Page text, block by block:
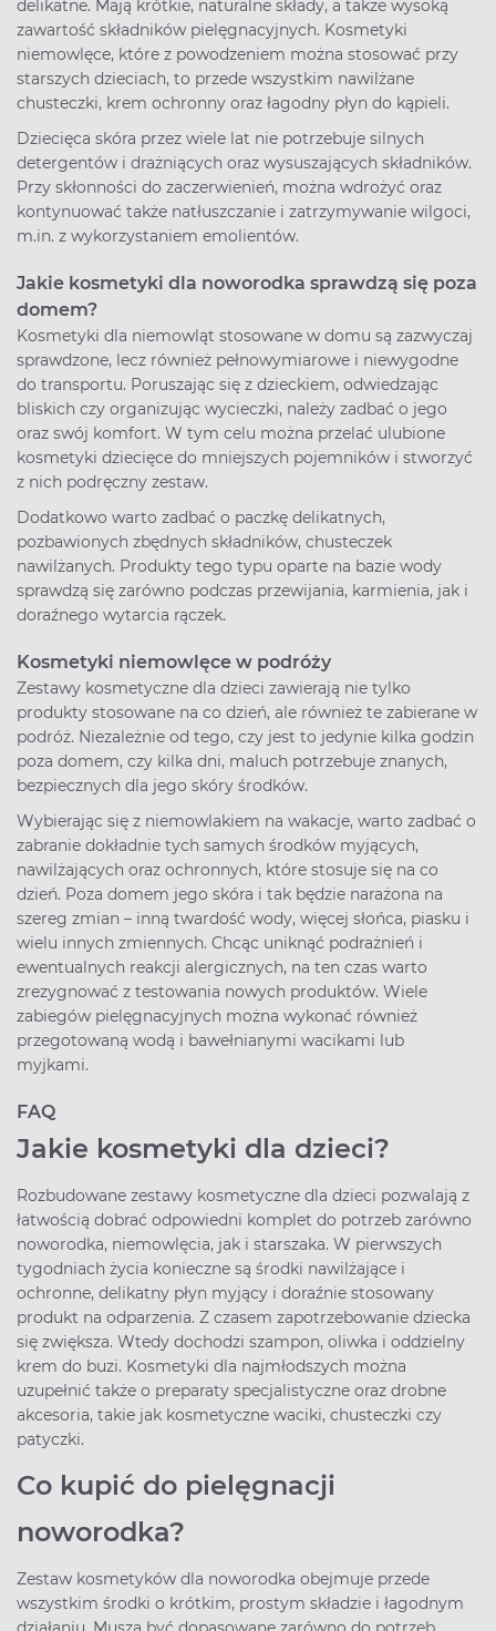
delikatne. Mają krótkie, naturalne składy, a także wysoką
zawartość składników pielęgnacyjnych. Kosmetyki
niemowlęce, które z powodzeniem można stosować przy
starszych dzieciach, to przede wszystkim nawilżane
chusteczki, krem ochronny oraz łagodny płyn do kąpieli.
Dziecięca skóra przez wiele lat nie potrzebuje silnych
detergentów i drażniących oraz wysuszających składników.
Przy skłonności do zaczerwienień, można wdrożyć oraz
kontynuować także natłuszczanie i zatrzymywanie wilgoci,
m.in. z wykorzystaniem emolientów.
Jakie kosmetyki dla noworodka sprawdzą się poza
domem?
Kosmetyki dla niemowląt stosowane w domu są zazwyczaj
sprawdzone, lecz również pełnowymiarowe i niewygodne
do transportu. Poruszając się z dzieckiem, odwiedzając
bliskich czy organizując wycieczki, należy zadbać o jego
oraz swój komfort. W tym celu można przelać ulubione
kosmetyki dziecięce do mniejszych pojemników i stworzyć
z nich podręczny zestaw.
Dodatkowo warto zadbać o paczkę delikatnych,
pozbawionych zbędnych składników, chusteczek
nawilżanych. Produkty tego typu oparte na bazie wody
sprawdzą się zarówno podczas przewijania, karmienia, jak i
doraźnego wytarcia rączek.
Kosmetyki niemowlęce w podróży
Zestawy kosmetyczne dla dzieci zawierają nie tylko
produkty stosowane na co dzień, ale również te zabierane w
podróż. Niezależnie od tego, czy jest to jedynie kilka godzin
poza domem, czy kilka dni, maluch potrzebuje znanych,
bezpiecznych dla jego skóry środków.
Wybierając się z niemowlakiem na wakacje, warto zadbać o
zabranie dokładnie tych samych środków myjących,
nawilżających oraz ochronnych, które stosuje się na co
dzień. Poza domem jego skóra i tak będzie narażona na
szereg zmian – inną twardość wody, więcej słońca, piasku i
wielu innych zmiennych. Chcąc uniknąć podrażnień i
ewentualnych reakcji alergicznych, na ten czas warto
zrezygnować z testowania nowych produktów. Wiele
zabiegów pielęgnacyjnych można wykonać również
przegotowaną wodą i bawełnianymi wacikami lub
myjkami.
FAQ
Jakie kosmetyki dla dzieci?
Rozbudowane zestawy kosmetyczne dla dzieci pozwalają z
łatwością dobrać odpowiedni komplet do potrzeb zarówno
noworodka, niemowlęcia, jak i starszaka. W pierwszych
tygodniach życia konieczne są środki nawilżające i
ochronne, delikatny płyn myjący i doraźnie stosowany
produkt na odparzenia. Z czasem zapotrzebowanie dziecka
się zwiększa. Wtedy dochodzi szampon, oliwka i oddzielny
krem do buzi. Kosmetyki dla najmłodszych można
uzupełnić także o preparaty specjalistyczne oraz drobne
akcesoria, takie jak kosmetyczne waciki, chusteczki czy
patyczki.
Co kupić do pielęgnacji
noworodka?
Zestaw kosmetyków dla noworodka obejmuje przede
wszystkim środki o krótkim, prostym składzie i łagodnym